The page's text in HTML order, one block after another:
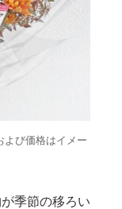
び価格はイメー
季節の移ろい